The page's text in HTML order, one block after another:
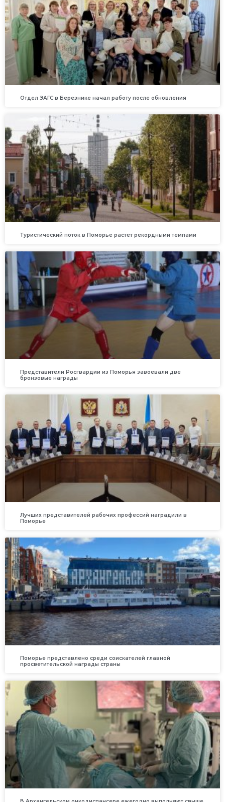
Отдел ЗАГС в Березнике начал работу после обновления
Туристический поток в Поморье растет рекордными темпами
Представители Росгвардии из Поморья завоевали две
бронзовые награды
Лучших представителей рабочих профессий наградили в
Поморье
Поморье представлено среди соискателей главной
просветительской награды страны